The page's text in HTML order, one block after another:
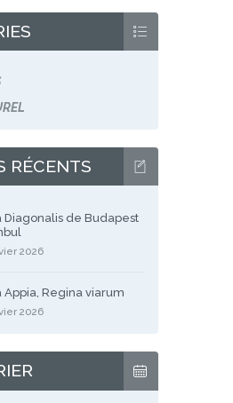
RÉCENTS
Diagonalis de Budapest
2026
Appia, Regina viarum
2026